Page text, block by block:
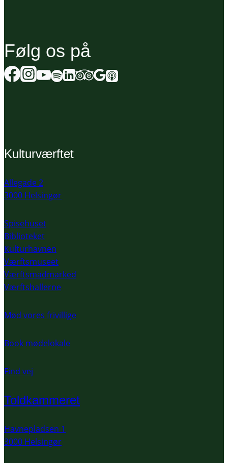
Følg os på
Kulturværftet
Allegade 2
3000 Helsingør
Spisehuset
Biblioteket
Kulturhavnen
Værftsmuseet
Værftsmadmarked
Værftshallerne
Mød vores frivillige
Book mødelokale
Find vej
Toldkammeret
Havnepladsen 1
3000 Helsingør